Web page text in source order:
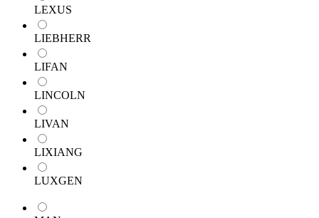
LEXUS
LIEBHERR
LIFAN
LINCOLN
LIVAN
LIXIANG
LUXGEN